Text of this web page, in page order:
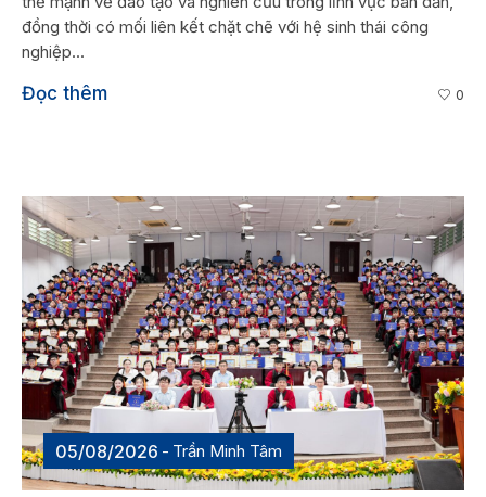
đồng thời có mối liên kết chặt chẽ với hệ sinh thái công
nghiệp...
Đọc thêm 0
05/08/2026 Trần Minh Tâm